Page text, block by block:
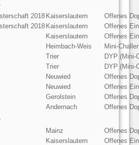
2018 Kaiserslautern
Offenes
2018 Kaiserslautern
Offenes
Kaiserslautern
Offenes
Heimbach-Weis
Mini-
Trier
DYP (Mini-
Trier
DYP (Mini-
Neuwied
Offenes
Neuwied
Offenes
Gerolstein
Offenes
Andernach Offenes
Mainz
Offenes
Kaiserslautern
Offenes